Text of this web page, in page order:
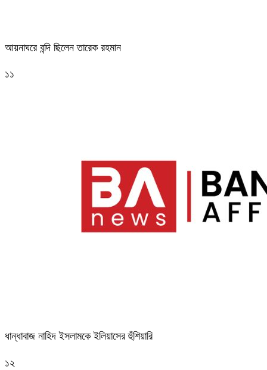
আয়নাঘরে বন্দি ছিলেন তারেক রহমান
১১
ধান্ধাবাজ নাহিদ ইসলামকে ইলিয়াসের হুঁশিয়ারি
১২